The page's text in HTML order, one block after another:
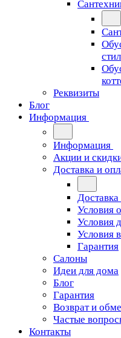
Реквизиты
Блог
Информация
Информация
Акции и
Доставка и
Доставка
Условия
Условия
Условия
Гарантия
Салоны
Идеи для дома
Блог
Гарантия
Возврат и
Частые
Контакты